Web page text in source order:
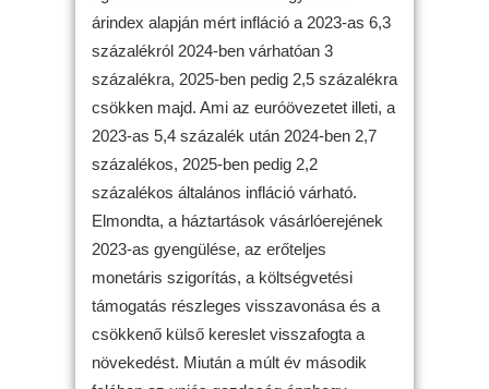
árindex alapján mért infláció a 2023-as 6,3
százalékról 2024-ben várhatóan 3
százalékra, 2025-ben pedig 2,5 százalékra
csökken majd. Ami az euróövezetet illeti, a
2023-as 5,4 százalék után 2024-ben 2,7
százalékos, 2025-ben pedig 2,2
százalékos általános infláció várható.
Elmondta, a háztartások vásárlóerejének
2023-as gyengülése, az erőteljes
monetáris szigorítás, a költségvetési
támogatás részleges visszavonása és a
csökkenő külső kereslet visszafogta a
növekedést. Miután a múlt év második